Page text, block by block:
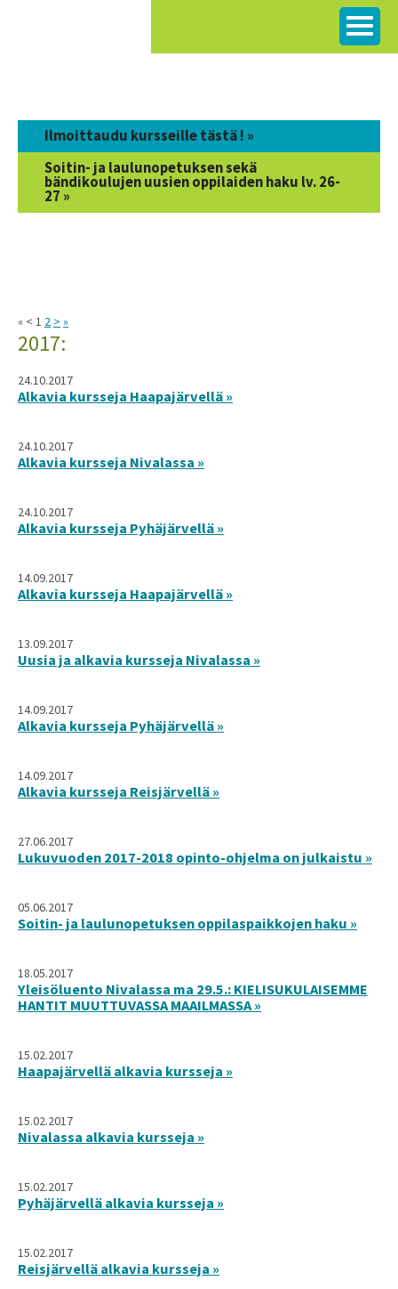
Ilmoittaudu kursseille tästä ! »
Soitin- ja laulunopetuksen sekä
bändikoulujen uusien oppilaiden haku lv. 26-
27 »
« < 1 2 > »
2017:
24.10.2017
Alkavia kursseja Haapajärvellä »
24.10.2017
Alkavia kursseja Nivalassa »
24.10.2017
Alkavia kursseja Pyhäjärvellä »
14.09.2017
Alkavia kursseja Haapajärvellä »
13.09.2017
Uusia ja alkavia kursseja Nivalassa »
14.09.2017
Alkavia kursseja Pyhäjärvellä »
14.09.2017
Alkavia kursseja Reisjärvellä »
27.06.2017
Lukuvuoden 2017-2018 opinto-ohjelma on julkaistu »
05.06.2017
Soitin- ja laulunopetuksen oppilaspaikkojen haku »
18.05.2017
Yleisöluento Nivalassa ma 29.5.: KIELISUKULAISEMME
HANTIT MUUTTUVASSA MAAILMASSA »
15.02.2017
Haapajärvellä alkavia kursseja »
15.02.2017
Nivalassa alkavia kursseja »
15.02.2017
Pyhäjärvellä alkavia kursseja »
15.02.2017
Reisjärvellä alkavia kursseja »